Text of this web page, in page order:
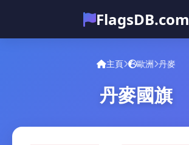
FlagsDB.com
主頁
测验
主頁 歐洲 丹麥
丹麥國旗